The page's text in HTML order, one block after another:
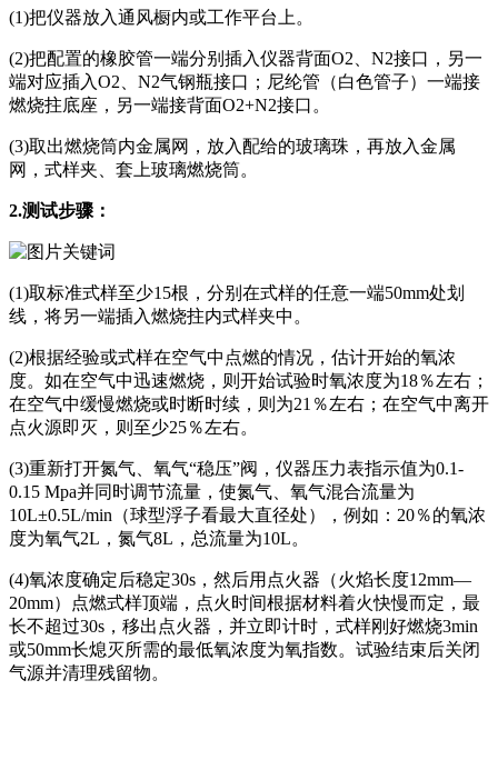
(1)把仪器放入通风橱内或工作平台上。
(2)把配置的橡胶管一端分别插入仪器背面O2、N2接口，另一
端对应插入O2、N2气钢瓶接口；尼纶管（白色管子）一端接
燃烧拄底座，另一端接背面O2+N2接口。
(3)取出燃烧筒内金属网，放入配给的玻璃珠，再放入金属
网，式样夹、套上玻璃燃烧筒。
2.测试步骤：
(1)取标准式样至少15根，分别在式样的任意一端50mm处划
线，将另一端插入燃烧拄内式样夹中。
(2)根据经验或式样在空气中点燃的情况，估计开始的氧浓
度。如在空气中迅速燃烧，则开始试验时氧浓度为18％左右；
在空气中缓慢燃烧或时断时续，则为21％左右；在空气中离开
点火源即灭，则至少25％左右。
(3)重新打开氮气、氧气“稳压”阀，仪器压力表指示值为0.1-
0.15 Mpa并同时调节流量，使氮气、氧气混合流量为
10L±0.5L/min（球型浮子看最大直径处），例如：20％的氧浓
度为氧气2L，氮气8L，总流量为10L。
(4)氧浓度确定后稳定30s，然后用点火器（火焰长度12mm—
20mm）点燃式样顶端，点火时间根据材料着火快慢而定，最
长不超过30s，移出点火器，并立即计时，式样刚好燃烧3min
或50mm长熄灭所需的最低氧浓度为氧指数。试验结束后关闭
气源并清理残留物。